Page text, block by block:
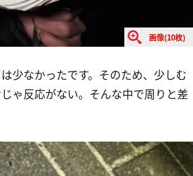
画像(10枚)
少なかったです。そのため、少しむ
ゃ反応がない。そんな中で周りと差